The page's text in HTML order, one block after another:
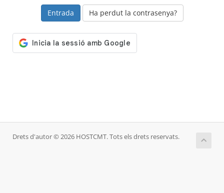
Ha perdut la contrasenya?
Drets d'autor © 2026 HOSTCMT. Tots els drets reservats.